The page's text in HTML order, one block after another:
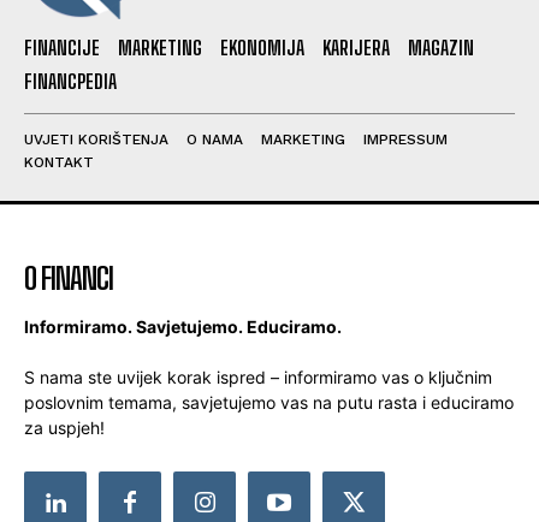
FINANCIJE MARKETING EKONOMIJA KARIJERA
MAGAZIN
FINANCPEDIA
UVJETI KORIŠTENJA O NAMA MARKETING
IMPRESSUM
KONTAKT
O FINANCI
Informiramo. Savjetujemo. Educiramo.
S nama ste uvijek korak ispred – informiramo vas o ključnim
poslovnim temama, savjetujemo vas na putu rasta i educiramo
za uspjeh!